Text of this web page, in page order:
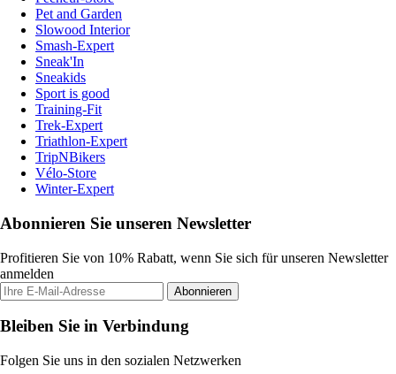
Pet and Garden
Slowood Interior
Smash-Expert
Sneak'In
Sneakids
Sport is good
Training-Fit
Trek-Expert
Triathlon-Expert
TripNBikers
Vélo-Store
Winter-Expert
Abonnieren Sie unseren Newsletter
Profitieren Sie von 10% Rabatt, wenn Sie sich für unseren Newsletter
anmelden
Abonnieren
Bleiben Sie in Verbindung
Folgen Sie uns in den sozialen Netzwerken